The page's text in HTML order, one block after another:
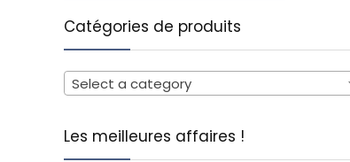
Catégories de produits
Select a category
Les meilleures affaires !